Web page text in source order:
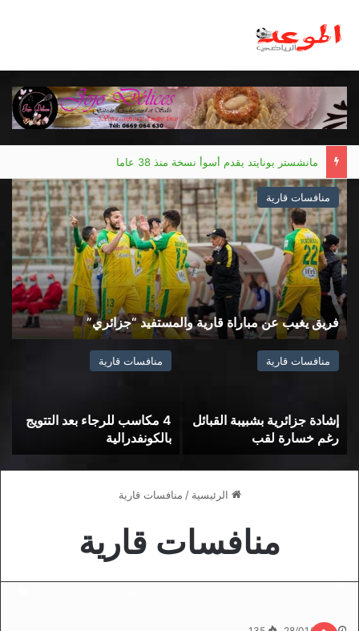
مانشستر يونايتد يقدم أسوأ نسخة منذ 38 عاما
منافسات قارية
فريق يغيب عن مباراة قارية والمستفيد “جزائري”
منافسات قارية
إشادة جزائرية بشبيبة القبائل
رغم خسارة لقب
الكونفيدرالية
منافسات قارية
4 مكاسب للرجاء بعد التتويج
بالكونفدرالية
الرئيسية / منافسات قارية
منافسات قارية